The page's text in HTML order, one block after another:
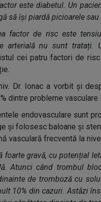
este diabetul. Un
să își piardă picioarele sau
factor de risc este
arterială nu sunt tratați.
cei patru factori de
Dr. Ionac a vorbit și
dintre probleme
endovasculare sunt
și folosesc baloane și
vasculară frecventă la
foarte gravă, cu potențial
Atunci când trombul
de tromboză cu
10% din cazuri. Astăzi